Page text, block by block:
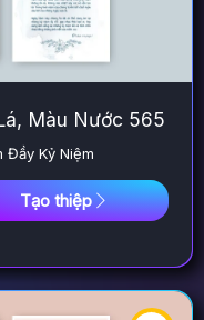
Màu Nước 565
Đầy Kỷ Niệm
Tạo thiệp